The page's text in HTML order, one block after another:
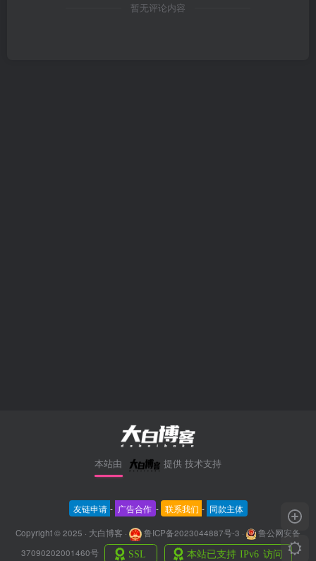
暂无评论内容
本站由 提供 技术支持
友链申请 - 广告合作 - 联系我们 - 同款主体
Copyright © 2025 · 大白博客 · 鲁ICP备2023044887号-3 ·
鲁公网安备
37090202001460号